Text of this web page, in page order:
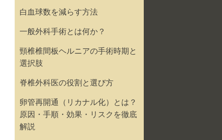
白血球数を減らす方法
一般外科手術とは何か？
頸椎椎間板ヘルニアの手術時期と
選択肢
脊椎外科医の役割と選び方
卵管再開通（リカナル化）とは？
原因・手順・効果・リスクを徹底
解説